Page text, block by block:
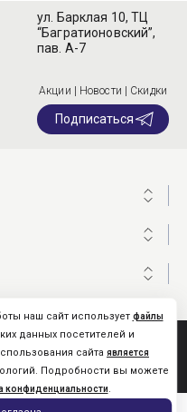
ул. Барклая 10, ТЦ
“Багратионовский”,
пав. А-7
Акции | Новости | Скидки
Подписаться
2026
наш сайт использует файлы
данных посетителей и
сайта является
Подробности вы можете
конфиденциальности.